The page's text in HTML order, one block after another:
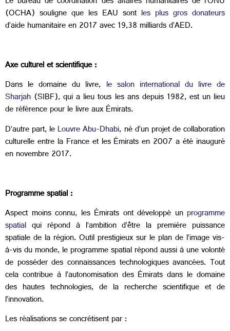
(OCHA) souligne que les EAU sont les plus gros donateurs
d’aide humanitaire en 2017 avec 19,38 milliards d’AED.
Axe culturel et scientifique :
Dans le domaine du livre, le salon international du livre de
Sharjah (SIBF), qui a lieu tous les ans depuis 1982, est un lieu
de référence pour le livre aux Émirats.
D’autre part, leLouvre Abu-Dhabi, né d’un projet de collaboration
culturelle entre la France et les Émirats en 2007 a été inauguré
en novembre 2017.
Programme spatial :
Aspect moins connu, les Émirats ont développé un programme
spatial qui répond à l’ambition d’être la première puissance
spatiale de la région. Outil prestigieux sur le plan de l’image vis-
à-vis du monde, le programme spatial répond aussi à une volonté
de posséder des connaissances technologiques avancées. Tout
cela contribue à l’autonomisation des Émirats dans le domaine
des hautes technologies, de la recherche scientifique et de
l’innovation.
Les réalisations se concrétisent par :